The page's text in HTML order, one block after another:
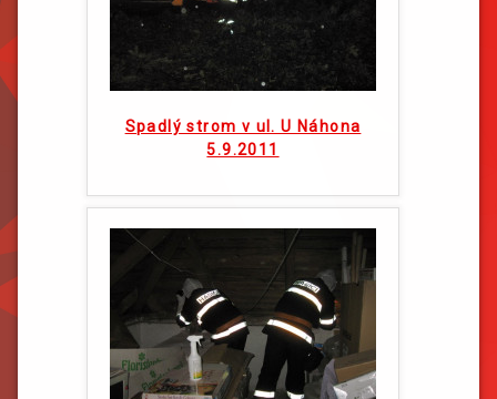
Spadlý strom v ul. U Náhona
5.9.2011